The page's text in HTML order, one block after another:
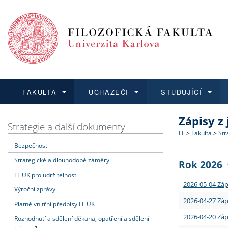
FAKULTA
Dozvědět se více
Struktura
Strategie
Podpora
UCHAZEČI
Podat přihlášku
Co
Učitelské
STUDUJÍCÍ
Dozvědět se více
Rigorózní
Dozvědět se více
O vědě a
Granty a
Dozvědět se více
Aktuální
Strategie a další dokumenty
Bezpečnost
Strategické a dlouhodobé záměry
FF UK pro udržitelnost
Výroční zprávy
Platné vnitřní předpisy FF UK
Rozhodnutí a sdělení děkana, opatření a sdělení
Zápisy
FF > Fakulta >
Rok 2026
2026-05-04
2026-04-27
2026-04-20